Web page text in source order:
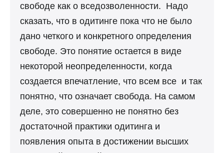
свободе как о вседозволенности. Надо
сказать, что в одитинге пока что не было
дано четкого и конкретного определения
свободе. Это понятие остается в виде
некоторой неопределенности, когда
создается впечатление, что всем все и так
понятно, что означает свобода. На самом
деле, это совершенно не понятно без
достаточной практики одитинга и
появления опыта в достижении высших